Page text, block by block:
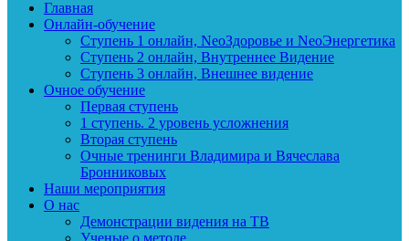
Главная
Онлайн-обучение
Ступень 1 онлайн, NeoЗдоровье и NeoЭнергетика
Ступень 2 онлайн, Внутреннее Видение
Ступень 3 онлайн, Внешнее видение
Очное обучение
Первая ступень
1 ступень. 2 уровень усложнения
Вторая ступень
Очные тренинги Владимира и Вячеслава
Бронниковых
Наши мероприятия
О нас
Демонстрации видения на ТВ
Ученые о методе